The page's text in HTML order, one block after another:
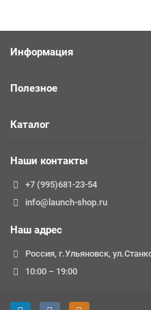
Информация
Полезное
Каталог
Наши контакты
+7 (995)681-23-54
info@launch-shop.ru
Наш адрес
Россия, г.Ульяновск,
10:00 – 19:00